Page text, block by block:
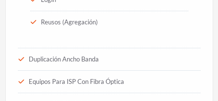
Reusos (Agregación)
Duplicación Ancho Banda
Equipos Para ISP Con Fibra Óptica